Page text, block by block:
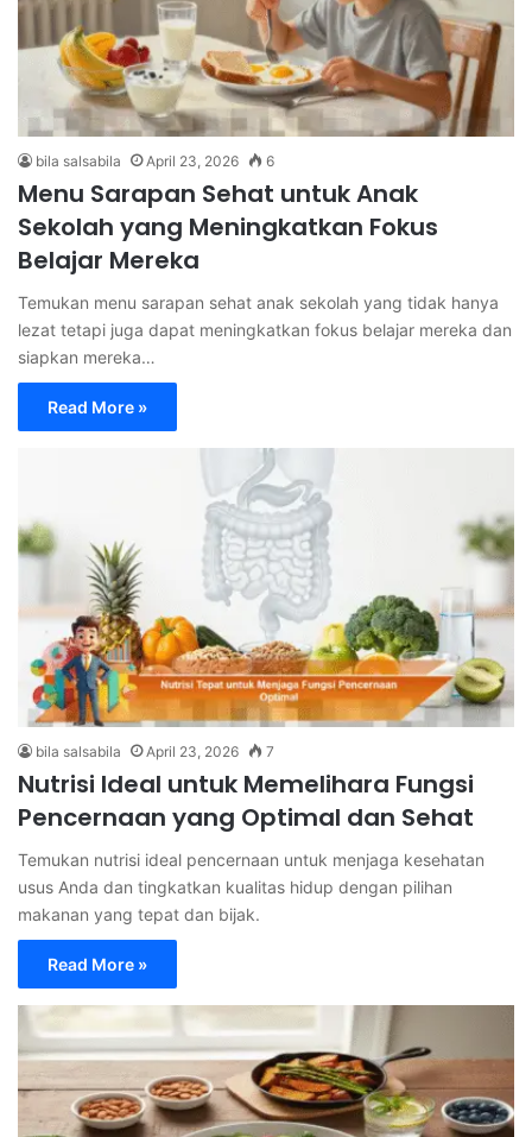
bila salsabila April 23, 2026 6
Menu Sarapan Sehat untuk Anak
Sekolah yang Meningkatkan Fokus
Belajar Mereka
Temukan menu sarapan sehat anak sekolah yang tidak hanya
lezat tetapi juga dapat meningkatkan fokus belajar mereka dan
siapkan mereka…
Read More »
bila salsabila April 23, 2026 7
Nutrisi Ideal untuk Memelihara Fungsi
Pencernaan yang Optimal dan Sehat
Temukan nutrisi ideal pencernaan untuk menjaga kesehatan
usus Anda dan tingkatkan kualitas hidup dengan pilihan
makanan yang tepat dan bijak.
Read More »